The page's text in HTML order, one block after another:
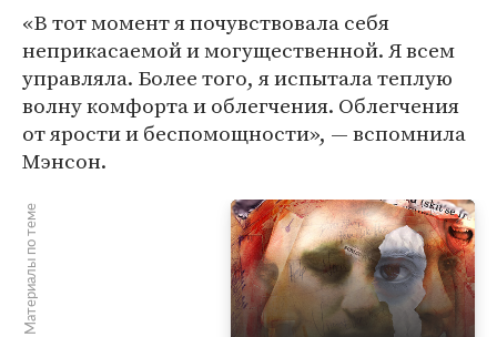
«В тот момент я почувствовала себя
неприкасаемой и могущественной. Я всем
управляла. Более того, я испытала теплую
волну комфорта и облегчения. Облегчения
от ярости и беспомощности», — вспомнила
Мэнсон.
Материалы по теме